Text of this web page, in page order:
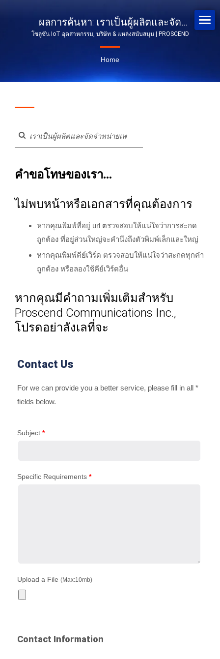
ผลการค้นหา: เราเป็นผู้ผลิตและจัด
จำหน่ายเพาเวอร์โอเวอร์อีเธอร์เน็ต |
โซลูชันเครือข่ายอุตสาหกรรม |
PROSCEND
โซลูชัน IoT อุตสาหกรรม, บริษัท & แหล่งสนับสนุน | PROSCEND
Home
คำขอโทษของเรา...
ไม่พบหน้าหรือเอกสารที่คุณต้องการ
หากคุณพิมพ์ที่อยู่ url ตรวจสอบให้แน่ใจว่าการสะกด
ถูกต้อง ที่อยู่ส่วนใหญ่จะคำนึงถึงตัวพิมพ์เล็กและใหญ่
หากคุณพิมพ์คีย์เวิร์ด ตรวจสอบให้แน่ใจว่าสะกดทุกคำ
ถูกต้อง หรือลองใช้คีย์เวิร์ดอื่น
หากคุณมีคำถามเพิ่มเติมสำหรับ
Proscend Communications Inc.,
โปรดอย่าลังเลที่จะ